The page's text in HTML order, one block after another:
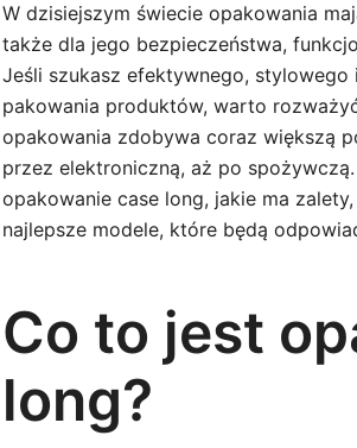
W dzisiejszym świecie opakowania
także dla jego bezpieczeństwa,
Jeśli szukasz efektywnego,
pakowania produktów, warto
opakowania zdobywa coraz większą
przez elektroniczną, aż po
opakowanie case long, jakie ma
najlepsze modele, które będą
Co to jest
long?